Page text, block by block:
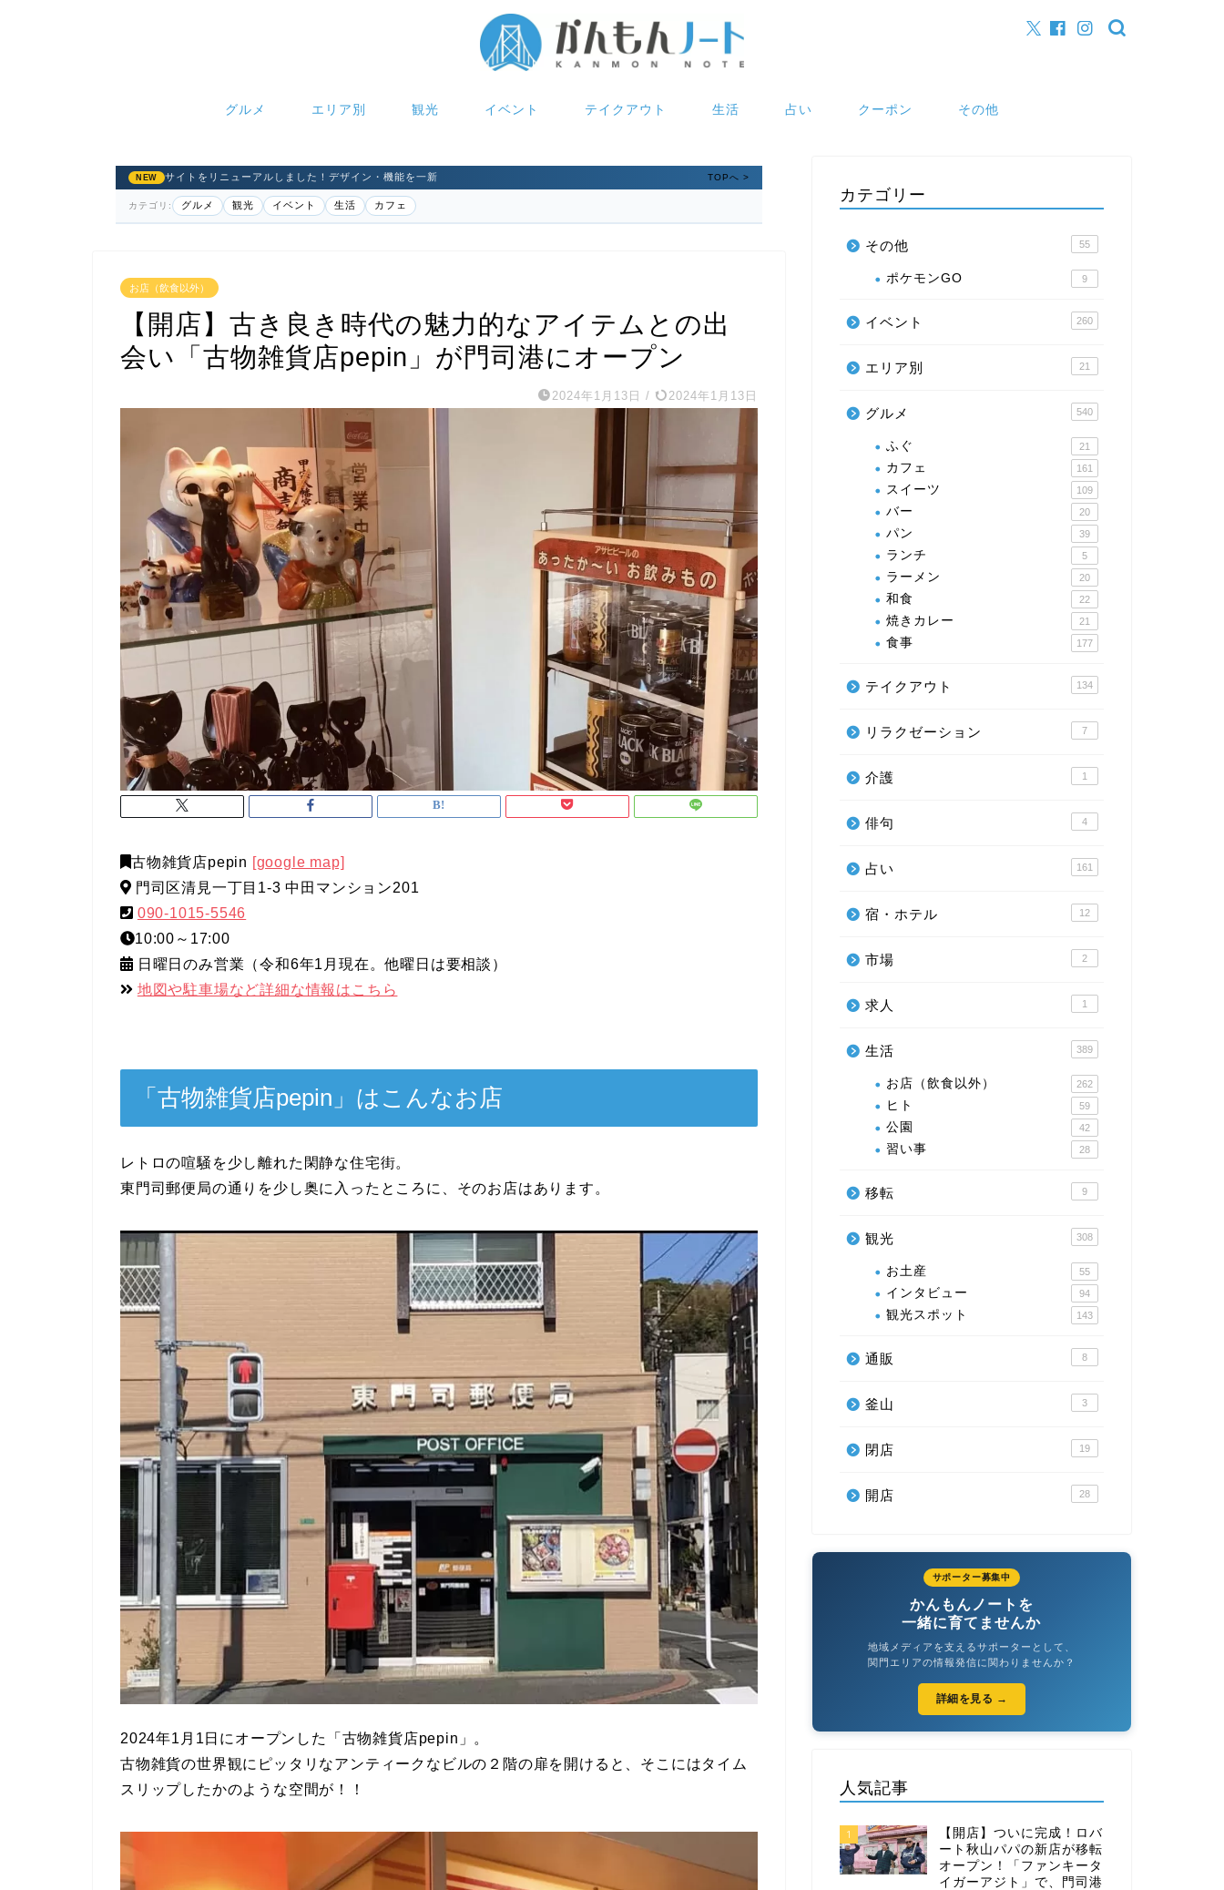
グルメ エリア別 観光 イベント テイクアウト 生活 占い クーポン その他
NEW サイトをリニューアルしました！デザイン・機能を一新 TOPへ >
カテゴリ: グルメ 観光 イベント 生活 カフェ
お店（飲食以外）
【開店】古き良き時代の魅力的なアイテムとの出
会い「古物雑貨店pepin」が門司港にオープン
2024年1月13日 / 2024年1月13日
古物雑貨店pepin [google map]
門司区清見一丁目1-3 中田マンション201
090-1015-5546
10:00～17:00
日曜日のみ営業（令和6年1月現在。他曜日は要相談）
地図や駐車場など詳細な情報はこちら
「古物雑貨店pepin」はこんなお店
レトロの喧騒を少し離れた閑静な住宅街。
東門司郵便局の通りを少し奥に入ったところに、そのお店はあります。
2024年1月1日にオープンした「古物雑貨店pepin」。
古物雑貨の世界観にピッタリなアンティークなビルの２階の扉を開けると、そこにはタイム
スリップしたかのような空間が！！
カテゴリー
その他 55
ポケモンGO 9
イベント 260
エリア別 21
グルメ 540
ふぐ 21
カフェ 161
スイーツ 109
バー 20
パン 39
ランチ 5
ラーメン 20
和食 22
焼きカレー 21
食事 177
テイクアウト 134
リラクゼーション 7
介護 1
俳句 4
占い 161
宿・ホテル 12
市場 2
求人 1
生活 389
お店（飲食以外） 262
ヒト 59
公園 42
習い事 28
移転 9
観光 308
お土産 55
インタビュー 94
観光スポット 143
通販 8
釜山 3
閉店 19
開店 28
サポーター募集中
かんもんノートを
一緒に育てませんか
地域メディアを支えるサポーターとして、
関門エリアの情報発信に関わりませんか？
詳細を見る →
人気記事
1
【開店】ついに完成！ロバ
ート秋山パパの新店が移転
オープン！「ファンキータ
イガーアジト」で、門司港